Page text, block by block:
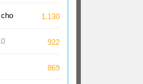
1.130
922
869